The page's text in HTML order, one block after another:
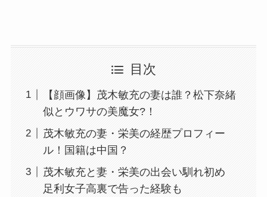
目次
【顔画像】茂木敏充の妻は誰？松下奈緒
似とウワサの美魔女?！
茂木敏充の妻・栄美の経歴プロフィー
ル！国籍は中国？
茂木敏充と妻・栄美の出会い馴れ初め
足利女子高裏で告った経験も